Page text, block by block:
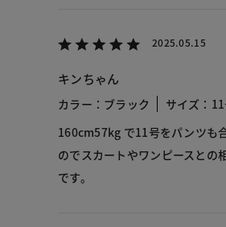
2025.05.15
キンちゃん
カラー：ブラック
サイズ：
160cm57kg で11号をパンツも
のでスカートやワンピースとの
です。